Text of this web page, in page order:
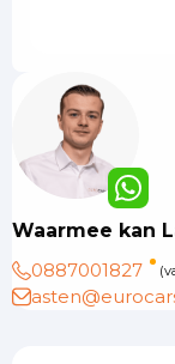
Waarmee kan
0887001827